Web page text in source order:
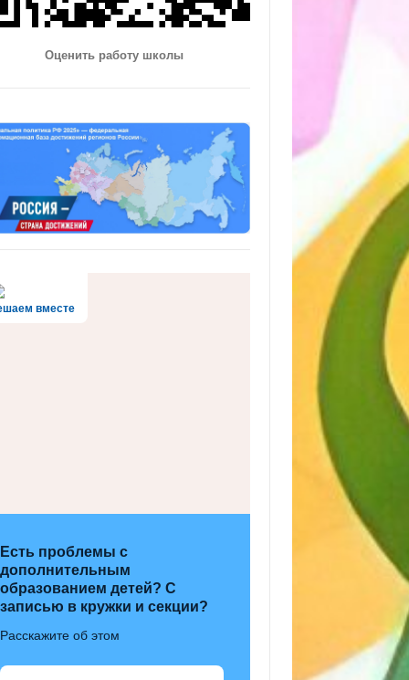
Оценить работу школы
вместе
Есть проблемы с
дополнительным
образованием детей? С
записью в кружки и секции?
Расскажите об этом